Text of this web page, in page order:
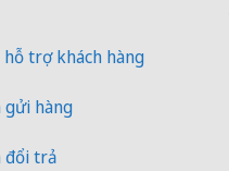
trợ khách hàng
gửi hàng
đổi trả